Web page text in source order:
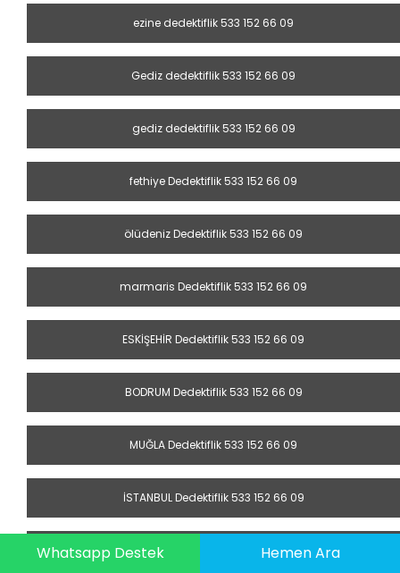
Hemen Ara
Whatsapp Destek
ezine dedektiflik 533 152 66 09
Gediz dedektiflik 533 152 66 09
gediz dedektiflik 533 152 66 09
fethiye Dedektiflik 533 152 66 09
ölüdeniz Dedektiflik 533 152 66 09
marmaris Dedektiflik 533 152 66 09
ESKİŞEHİR Dedektiflik 533 152 66 09
BODRUM Dedektiflik 533 152 66 09
MUĞLA Dedektiflik 533 152 66 09
İSTANBUL Dedektiflik 533 152 66 09
EDİRNE Dedektiflik 533 152 66 09